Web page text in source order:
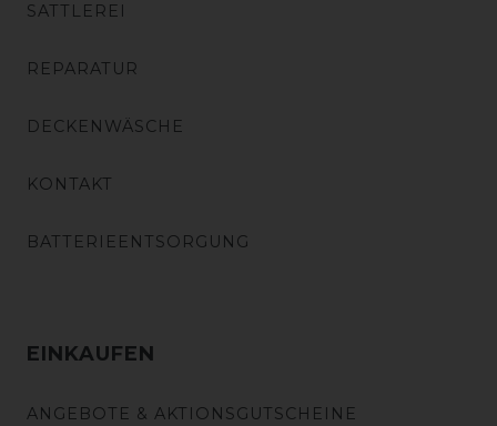
SATTLEREI
REPARATUR
DECKENWÄSCHE
KONTAKT
BATTERIEENTSORGUNG
EINKAUFEN
ANGEBOTE & AKTIONSGUTSCHEINE